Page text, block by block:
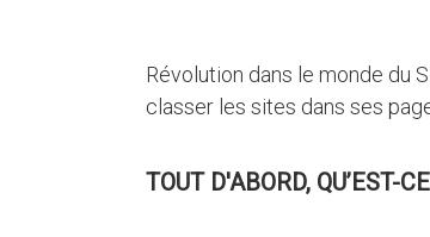
Révolution dans le monde du
classer les sites dans ses
TOUT D'ABORD, QU’EST-